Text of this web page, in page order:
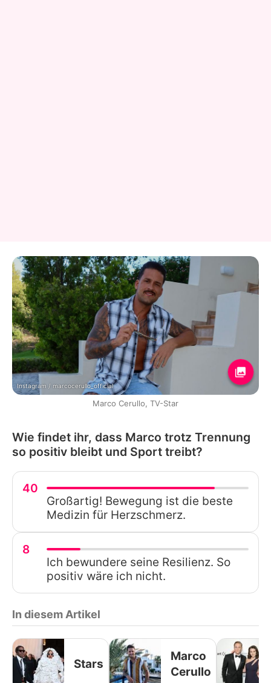
Instagram / marcocerullo_official
Marco Cerullo, TV-Star
Wie findet ihr, dass Marco trotz Trennung
so positiv bleibt und Sport treibt?
40
Großartig! Bewegung ist die beste
Medizin für Herzschmerz.
8
Ich bewundere seine Resilienz. So
positiv wäre ich nicht.
In diesem Artikel
Stars
Marco
Cerullo